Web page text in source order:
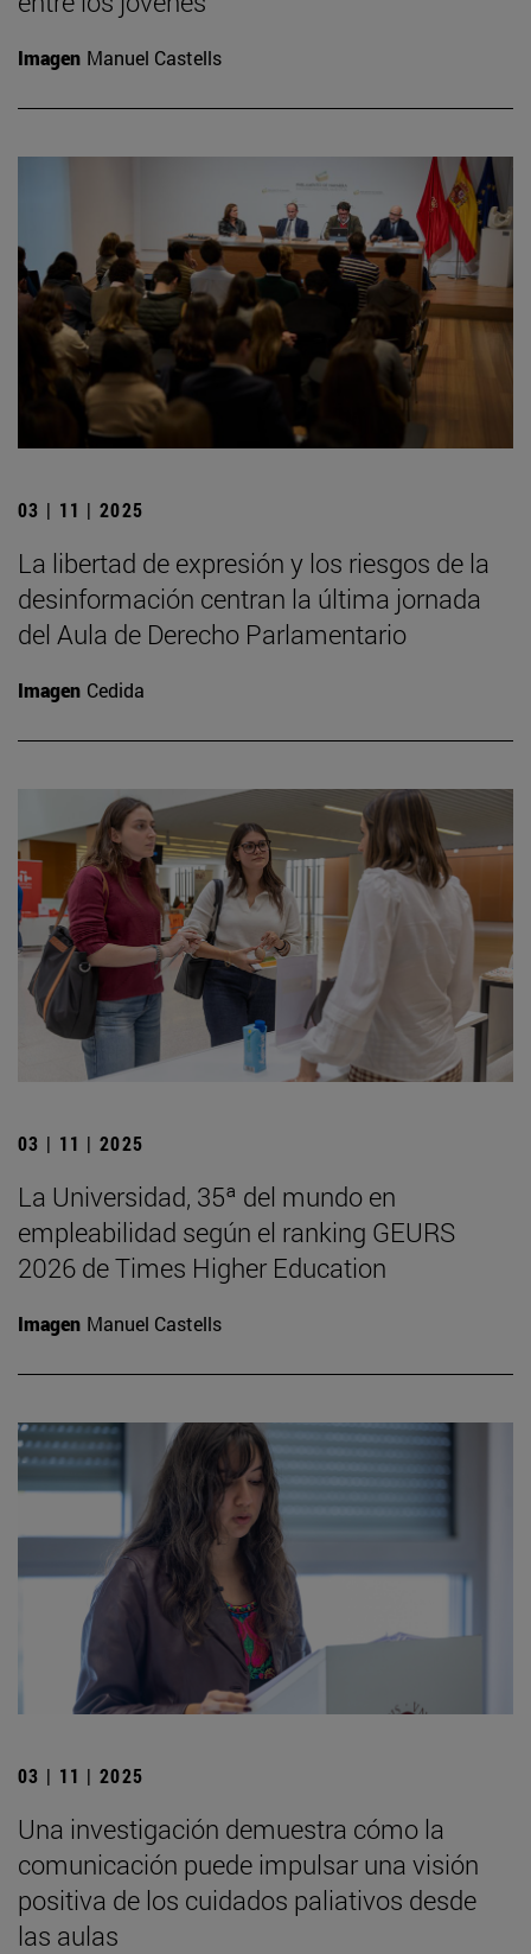
Imagen Manuel Castells
03 | 11 | 2025
La libertad de expresión y los riesgos de la
desinformación centran la última jornada
del Aula de Derecho Parlamentario
Imagen Cedida
03 | 11 | 2025
La Universidad, 35ª del mundo en
empleabilidad según el ranking GEURS
2026 de Times Higher Education
Imagen Manuel Castells
03 | 11 | 2025
Una investigación demuestra cómo la
comunicación puede impulsar una visión
positiva de los cuidados paliativos desde
las aulas